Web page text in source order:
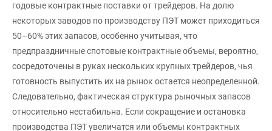
годовые контрактные поставки от трейдеров. На долю
некоторых заводов по производству ПЭТ может приходиться
50–60% этих запасов, особенно учитывая, что
предпраздничные спотовые контрактные объемы, вероятно,
сосредоточены в руках нескольких крупных трейдеров, чья
готовность выпустить их на рынок остается неопределенной.
Следовательно, фактическая структура рыночных запасов
относительно нестабильна. Если сокращение и остановка
производства ПЭТ увеличатся или объемы контрактных